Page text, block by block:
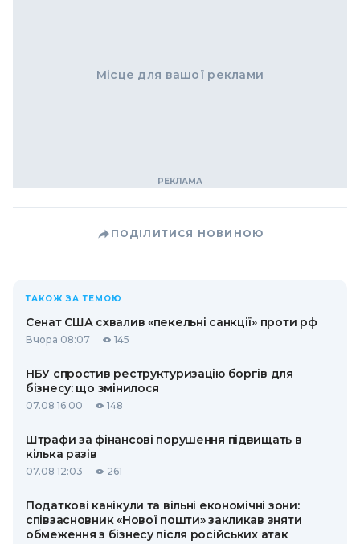
Місце для вашої реклами
ПОДІЛИТИСЯ НОВИНОЮ
ТАКОЖ ЗА ТЕМОЮ
Сенат США схвалив «пекельні санкції» проти рф
Вчора 08:07 145
НБУ спростив реструктуризацію боргів для
бізнесу: що змінилося
07.08 16:00 148
Штрафи за фінансові порушення підвищать в
кілька разів
07.08 12:03 261
Податкові канікули та вільні економічні зони:
співзасновник «Нової пошти» закликав зняти
обмеження з бізнесу після російських атак